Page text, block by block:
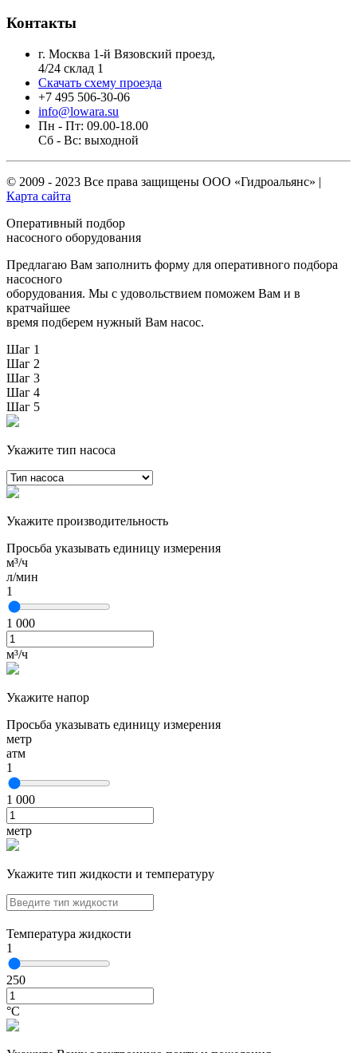
Контакты
г. Москва 1-й Вязовский проезд,
4/24 склад 1
Скачать схему проезда
+7 495 506-30-06
info@lowara.su
Пн - Пт: 09.00-18.00
Сб - Вс: выходной
© 2009 - 2023 Все права защищены ООО «Гидроальянс» |
Карта сайта
Оперативный подбор
насосного оборудования
Предлагаю Вам заполнить форму для оперативного подбора
насосного
оборудования. Мы с удовольствием поможем Вам и в
кратчайшее
время подберем нужный Вам насос.
Шаг 1
Шаг 2
Шаг 3
Шаг 4
Шаг 5
Укажите тип насоса
Укажите производительность
Просьба указывать единицу измерения
м³/ч
л/мин
1
1 000
м³/ч
Укажите напор
Просьба указывать единицу измерения
метр
атм
1
1 000
метр
Укажите тип жидкости и температуру
Температура жидкости
1
250
°С